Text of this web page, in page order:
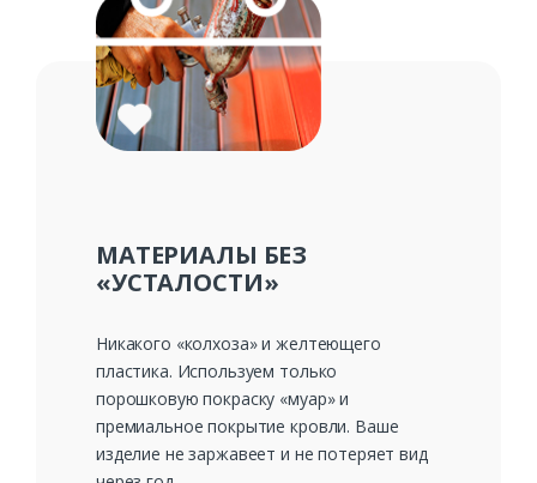
МАТЕРИАЛЫ БЕЗ
«УСТАЛОСТИ»
Никакого «колхоза» и желтеющего
пластика. Используем только
порошковую покраску «муар» и
премиальное покрытие кровли. Ваше
изделие не заржавеет и не потеряет вид